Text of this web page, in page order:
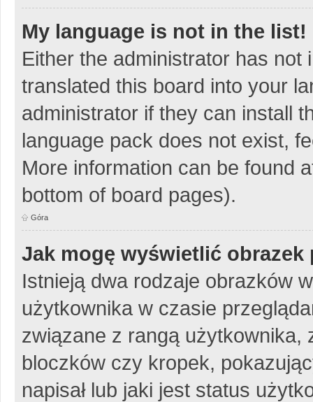
My language is not in the list!
Either the administrator has
translated this board into your
administrator if they can install
language pack does not exist,
More information can be found
bottom of board pages).
Góra
Jak mogę wyświetlić
Istnieją dwa rodzaje obrazków
użytkownika w czasie
związane z rangą użytkownika,
bloczków czy kropek,
napisał lub jaki jest status